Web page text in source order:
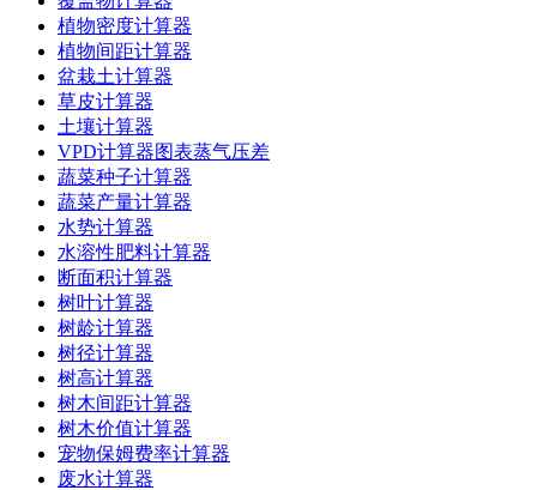
植物密度计算器
植物间距计算器
盆栽土计算器
草皮计算器
土壤计算器
VPD计算器图表蒸气压差
蔬菜种子计算器
蔬菜产量计算器
水势计算器
水溶性肥料计算器
断面积计算器
树叶计算器
树龄计算器
树径计算器
树高计算器
树木间距计算器
树木价值计算器
宠物保姆费率计算器
废水计算器